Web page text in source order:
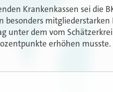
Krankenkassen sei die
besonders mitgliederstarken
unter dem vom
erhöhen musste.